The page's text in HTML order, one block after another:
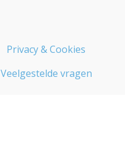
Privacy & Cookies
Veelgestelde vragen